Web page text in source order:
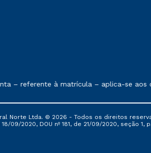
no contrato de prestação de
– referente à matrícula – aplica-se
Norte Ltda. © 2026 - Todos os direitos
09/2020, DOU nº 181, de 21/09/2020, seção 1, p.